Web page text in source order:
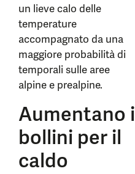
un lieve calo delle
temperature
accompagnato da una
maggiore probabilità di
temporali sulle aree
alpine e prealpine.
Aumentano i
bollini per il
caldo